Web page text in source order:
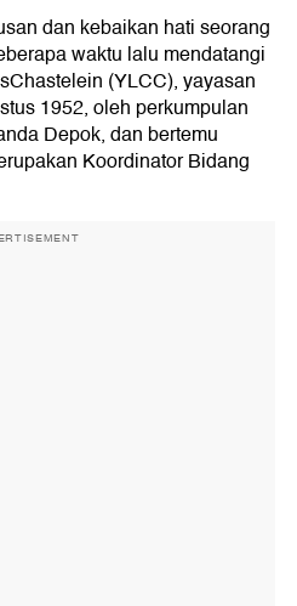
dan kebaikan hati seorang
waktu lalu mendatangi
(YLCC), yayasan
1952, oleh perkumpulan
Depok, dan bertemu
Koordinator Bidang